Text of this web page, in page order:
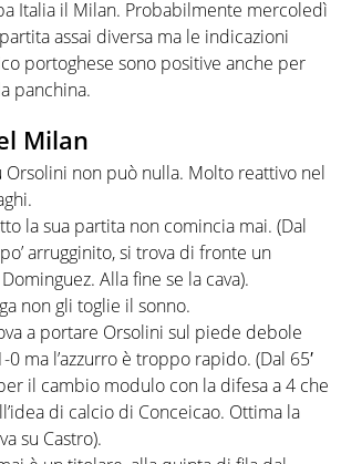
Italia il Milan. Probabilmente mercoledì
assai diversa ma le indicazioni
portoghese sono positive anche per
panchina.
Milan
Orsolini non può nulla. Molto reattivo nel
la sua partita non comincia mai. (Dal
arrugginito, si trova di fronte un
Alla fine se la cava).
non gli toglie il sonno.
a portare Orsolini sul piede debole
0 ma l’azzurro è troppo rapido. (Dal 65′
il cambio modulo con la difesa a 4 che
di calcio di Conceicao. Ottima la
su Castro).